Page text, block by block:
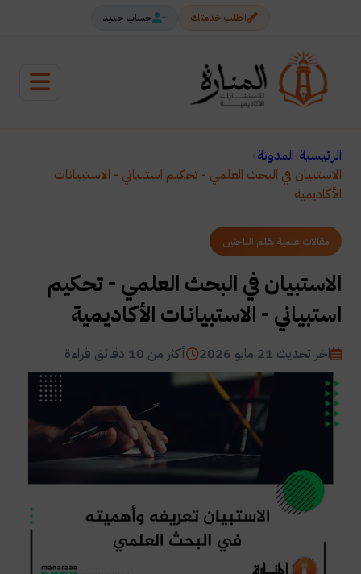
اطلب خدمتك حساب جديد
الرئيسية المدونة
الاستبيان في البحث العلمي - تحكيم استبياني - الاستبيانات
الأكاديمية
مقالات علمية بقلم الباحثين
الاستبيان في البحث العلمي - تحكيم
استبياني - الاستبيانات الأكاديمية
اخر تحديث 21 مايو 2026 أكثر من 10 دقائق قراءة